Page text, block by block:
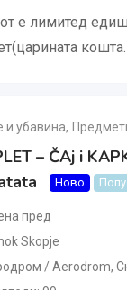
е лимитед
и убавина,
– ČAj i
Ново
пред
Skopje
/ Aerodrom,